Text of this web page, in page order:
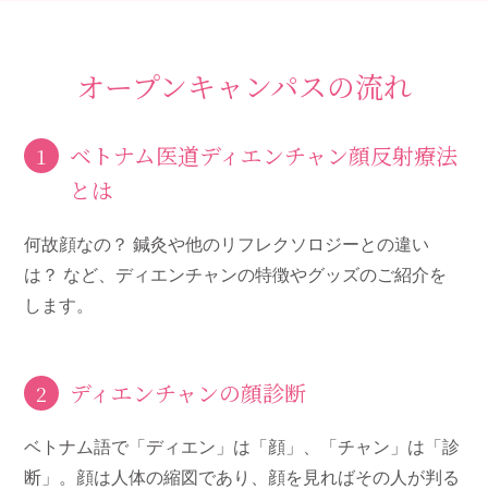
オープンキャンパスの流れ
1
ベトナム医道ディエンチャン顔反射療法
とは
何故顔なの？ 鍼灸や他のリフレクソロジーとの違い
は？ など、ディエンチャンの特徴やグッズのご紹介を
します。
2 ディエンチャンの顔診断
ベトナム語で「ディエン」は「顔」、「チャン」は「診
断」。顔は人体の縮図であり、顔を見ればその人が判る